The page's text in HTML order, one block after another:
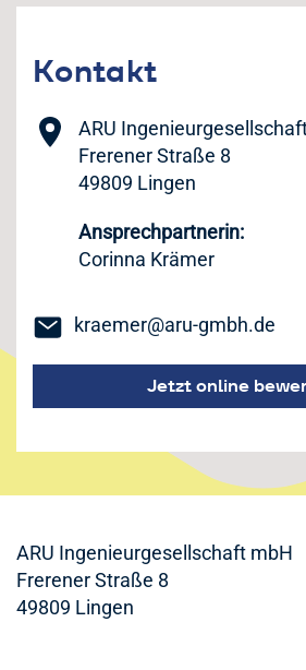
Kontakt
ARU
Frerener Straße 8
49809 Lingen
Ansprechpartnerin:
Corinna Krämer
kraemer@aru-gmbh.de
Jetzt online
ARU Ingenieurgesellschaft mbH
Frerener Straße 8
49809 Lingen